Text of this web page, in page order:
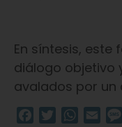
En síntesis, este
diálogo objetivo
avalados por un
Facebook
Twitter Email